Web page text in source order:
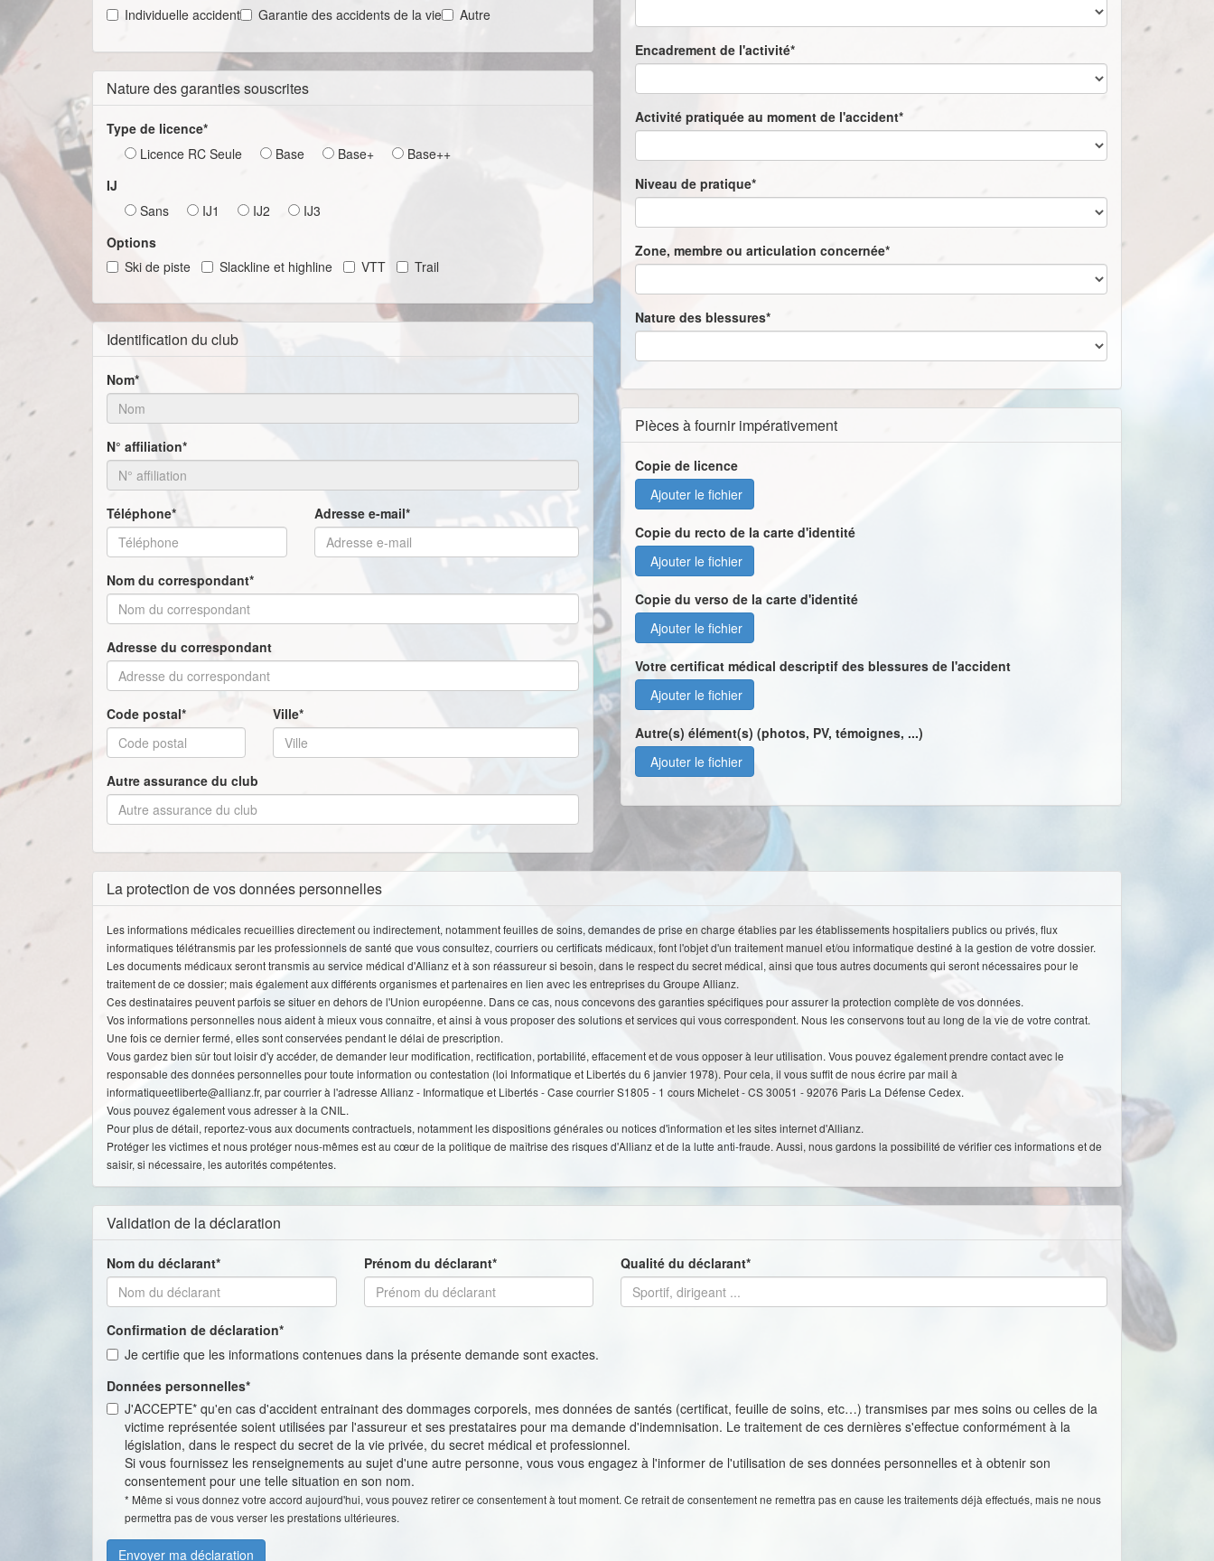
Individuelle accident
Garantie des accidents de la vie Autre
Nature des garanties souscrites
Type de licence*
Licence RC Seule
Base Base+
Base++
IJ
Sans
IJ1 IJ2
IJ3
Options
Ski de piste
Slackline et highline VTT Trail
Identification du club
Nom*
N° affiliation*
Téléphone* Adresse e-mail*
Nom du correspondant*
Adresse du correspondant
Code postal* Ville*
Autre assurance du club
Encadrement de l'activité*
Activité pratiquée au moment de l'accident*
Niveau de pratique*
Zone, membre ou articulation concernée*
Nature des blessures*
Pièces à fournir impérativement
Copie de licence
Ajouter le fichier
Copie du recto de la carte d'identité
Ajouter le fichier
Copie du verso de la carte d'identité
Ajouter le fichier
Votre certificat médical descriptif des blessures de l'accident
Ajouter le fichier
Autre(s) élément(s) (photos, PV, témoignes, ...)
Ajouter le fichier
La protection de vos données personnelles
Les informations médicales recueillies directement ou indirectement, notamment feuilles de soins, demandes de prise en charge établies par les établissements hospitaliers publics ou privés, flux
informatiques télétransmis par les professionnels de santé que vous consultez, courriers ou certificats médicaux, font l'objet d'un traitement manuel et/ou informatique destiné à la gestion de votre dossier.
Les documents médicaux seront transmis au service médical d'Allianz et à son réassureur si besoin, dans le respect du secret médical, ainsi que tous autres documents qui seront nécessaires pour le
traitement de ce dossier; mais également aux différents organismes et partenaires en lien avec les entreprises du Groupe Allianz.
Ces destinataires peuvent parfois se situer en dehors de l'Union européenne. Dans ce cas, nous concevons des garanties spécifiques pour assurer la protection complète de vos données.
Vos informations personnelles nous aident à mieux vous connaître, et ainsi à vous proposer des solutions et services qui vous correspondent. Nous les conservons tout au long de la vie de votre contrat.
Une fois ce dernier fermé, elles sont conservées pendant le délai de prescription.
Vous gardez bien sûr tout loisir d'y accéder, de demander leur modification, rectification, portabilité, effacement et de vous opposer à leur utilisation. Vous pouvez également prendre contact avec le
responsable des données personnelles pour toute information ou contestation (loi Informatique et Libertés du 6 janvier 1978). Pour cela, il vous suffit de nous écrire par mail à
informatiqueetliberte@allianz.fr, par courrier à l'adresse Allianz - Informatique et Libertés - Case courrier S1805 - 1 cours Michelet - CS 30051 - 92076 Paris La Défense Cedex.
Vous pouvez également vous adresser à la CNIL.
Pour plus de détail, reportez-vous aux documents contractuels, notamment les dispositions générales ou notices d'information et les sites internet d'Allianz.
Protéger les victimes et nous protéger nous-mêmes est au cœur de la politique de maîtrise des risques d'Allianz et de la lutte anti-fraude. Aussi, nous gardons la possibilité de vérifier ces informations et de
saisir, si nécessaire, les autorités compétentes.
Validation de la déclaration
Nom du déclarant* Prénom du déclarant* Qualité du déclarant*
Confirmation de déclaration*
Je certifie que les informations contenues dans la présente demande sont exactes.
Données personnelles*
J'ACCEPTE* qu'en cas d'accident entrainant des dommages corporels, mes données de santés (certificat, feuille de soins, etc…) transmises par mes soins ou celles de la
victime représentée soient utilisées par l'assureur et ses prestataires pour ma demande d'indemnisation. Le traitement de ces dernières s'effectue conformément à la
législation, dans le respect du secret de la vie privée, du secret médical et professionnel.
Si vous fournissez les renseignements au sujet d'une autre personne, vous vous engagez à l'informer de l'utilisation de ses données personnelles et à obtenir son
consentement pour une telle situation en son nom.
* Même si vous donnez votre accord aujourd'hui, vous pouvez retirer ce consentement à tout moment. Ce retrait de consentement ne remettra pas en cause les traitements déjà effectués, mais ne nous
permettra pas de vous verser les prestations ultérieures.
Envoyer ma déclaration